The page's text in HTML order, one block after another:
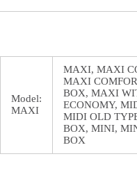
Model:
MAXI
MAXI, MAXI
MAXI
BOX, MAXI
ECONOMY,
MIDI OLD
BOX, MINI,
BOX